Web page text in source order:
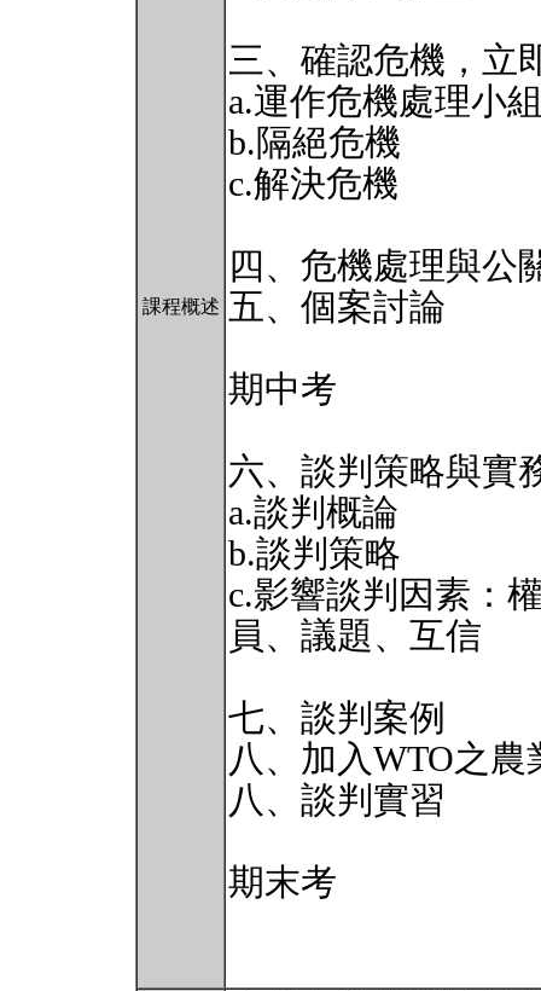
課程概述
三、確認危機，立
a.運作危機處理小
b.隔絕危機
c.解決危機
四、危機處理與公
五、個案討論
期中考
六、談判策略與實
a.談判概論
b.談判策略
c.影響談判因素：
員、議題、互信
七、談判案例
八、加入WTO之農
八、談判實習
期末考